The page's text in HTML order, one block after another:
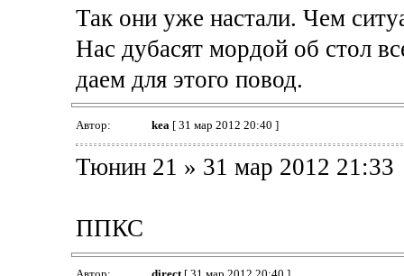
Так они уже настали. Чем
Нас дубасят мордой об стол
даем для этого повод.
Автор: kea[ 31 мар 2012 20:40 ]
Тюнин 21 » 31 мар 2012 21:33
ППКС